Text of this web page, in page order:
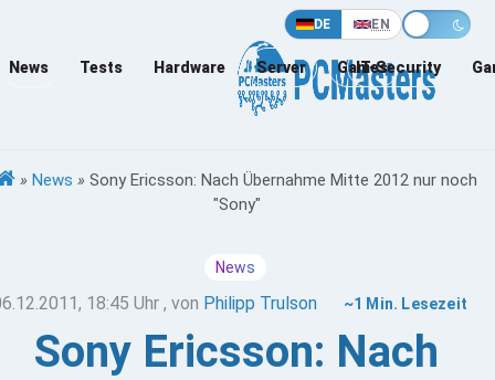
DE EN
News Tests Hardware Server Games
IT-Security
» News » Sony Ericsson: Nach Übernahme Mitte 2012 nur noch
"Sony"
News
18:45 Uhr , von Philipp Trulson ~1 Min. Lesezeit
Sony Ericsson: Nach